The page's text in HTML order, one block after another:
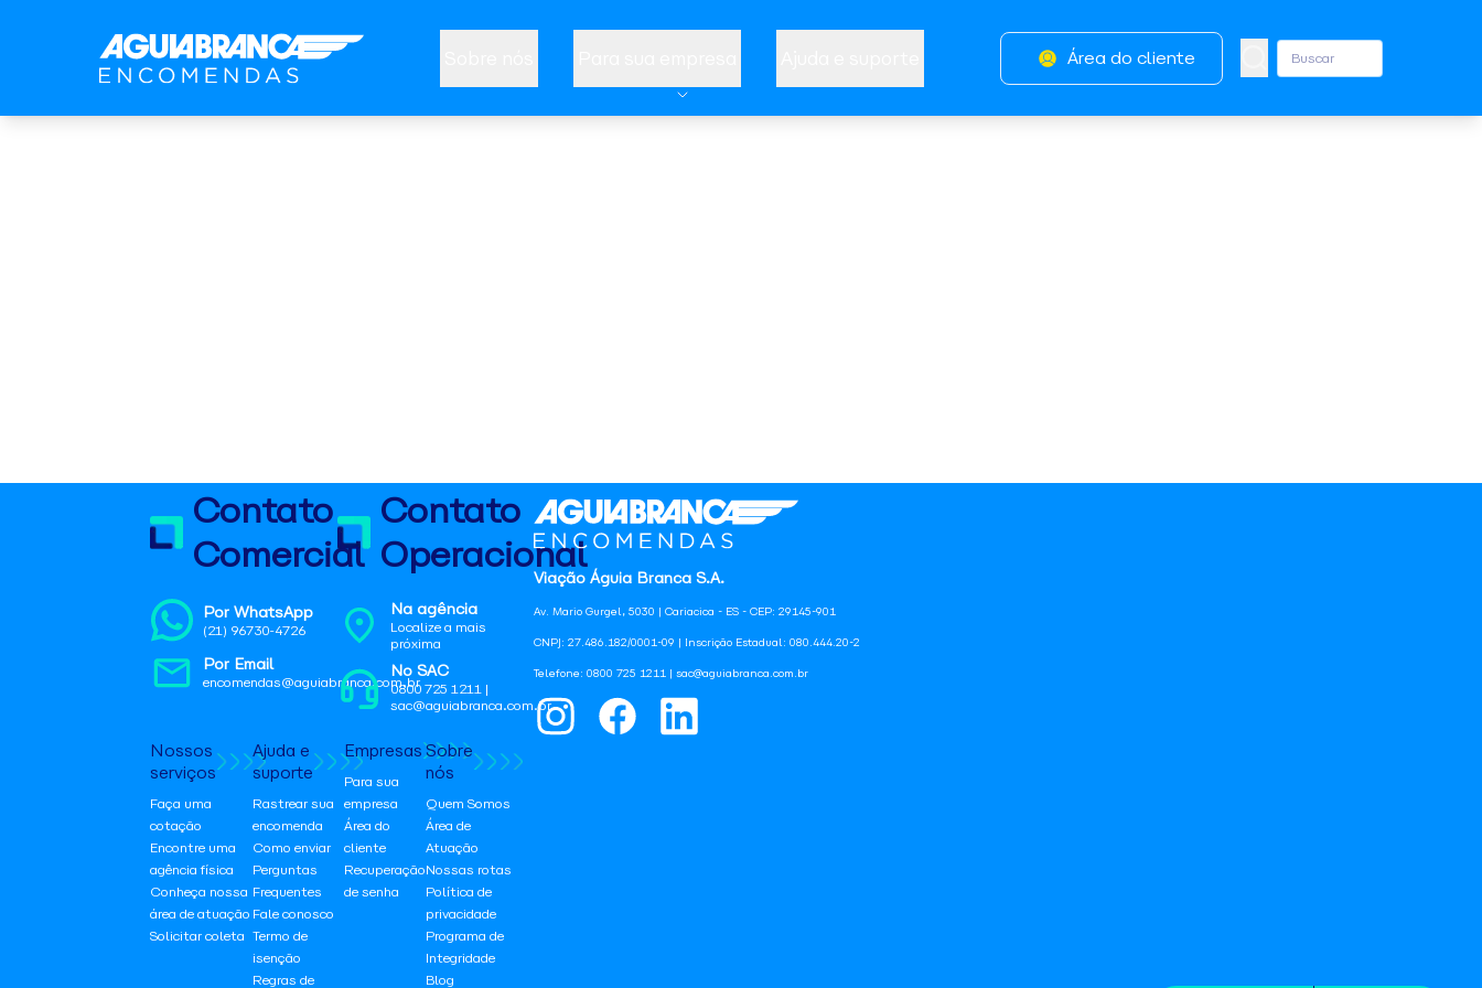
Área do cliente
Viação Águia Branca S.A.
Av. Mario Gurgel, 5030 | Cariacica - ES - CEP: 29145-901
CNPJ: 27.486.182/0001-09 | Inscrição Estadual: 080.444.20-2
Telefone: 0800 725 1211 | sac@aguiabranca.com.br
Contato
Comercial
Por WhatsApp
(21) 96730-4726
Por Email
encomendas@aguiabranca.com.br
Contato
Operacional
Na agência
Localize a mais
próxima
No SAC
0800 725 1211 |
sac@aguiabranca.com.br
Nossos
serviços
Faça uma
cotação
Encontre uma
agência física
Conheça nossa
área de atuação
Solicitar coleta
Ajuda e
suporte
Rastrear sua
encomenda
Como enviar
Perguntas
Frequentes
Fale conosco
Termo de
isenção
Regras de
Empresas
Para sua
empresa
Área do
cliente
Recuperação
de senha
Sobre
nós
Quem Somos
Área de
Atuação
Nossas rotas
Política de
privacidade
Programa de
Integridade
Blog